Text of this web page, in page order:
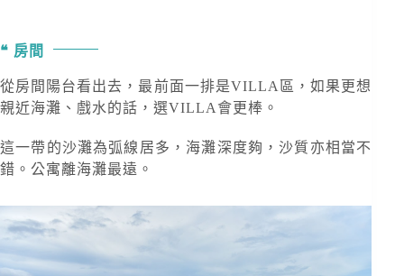
房間
從房間陽台看出去，最前面一排是VILLA區，如果更想
親近海灘、戲水的話，選VILLA會更棒。
這一帶的沙灘為弧線居多，海灘深度夠，沙質亦相當不
錯。公寓離海灘最遠。